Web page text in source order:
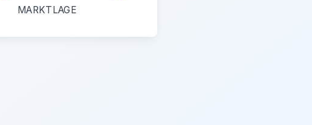
MARKTLAGE